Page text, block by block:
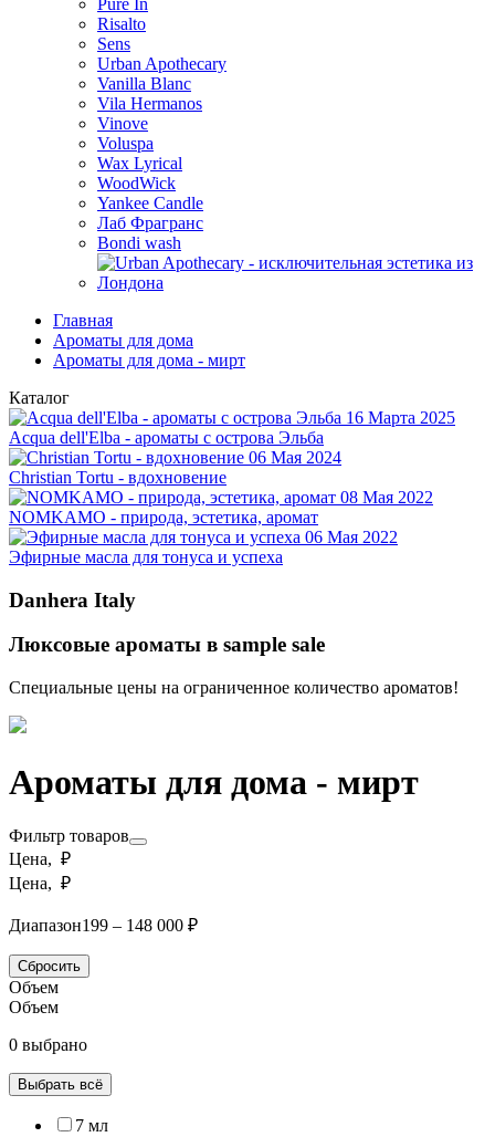
Pure In
Risalto
Sens
Urban Apothecary
Vanilla Blanc
Vila Hermanos
Vinove
Voluspa
Wax Lyrical
WoodWick
Yankee Candle
Лаб Фрагранс
Bondi wash
Главная
Ароматы для дома
Ароматы для дома - мирт
Каталог
16 Марта 2025
Acqua dell'Elba - ароматы с острова Эльба
06 Мая 2024
Christian Tortu - вдохновение
08 Мая 2022
NOMKAMO - природа, эстетика, аромат
06 Мая 2022
Эфирные масла для тонуса и успеха
Danhera Italy
Люксовые ароматы в sample sale
Специальные цены на ограниченное количество ароматов!
Ароматы для дома - мирт
Фильтр товаров
Цена, ₽
Цена, ₽
Диапазон199 – 148 000 ₽
Сбросить
Объем
Объем
0 выбрано
Выбрать всё
7 мл